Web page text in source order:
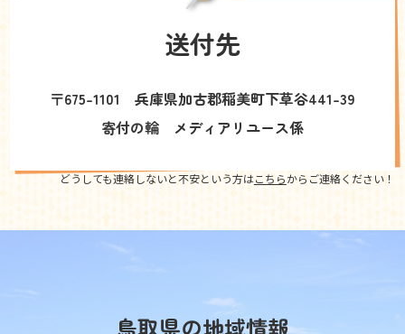
送付先
〒675-1101 兵庫県加古郡稲美町下草谷441-39
寄付の輪 メディアリユース係
どうしても連絡しないと不安という方はこちらからご連絡ください！
鳥取県の地域情報